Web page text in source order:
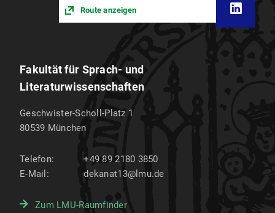
Route anzeigen
Fakultät für Sprach- und
Literaturwissenschaften
Geschwister-Scholl-Platz 1
80539 München
Telefon:
+49 89 2180 3850
E-Mail:
dekanat13@lmu.de
Zum LMU-Raumfinder